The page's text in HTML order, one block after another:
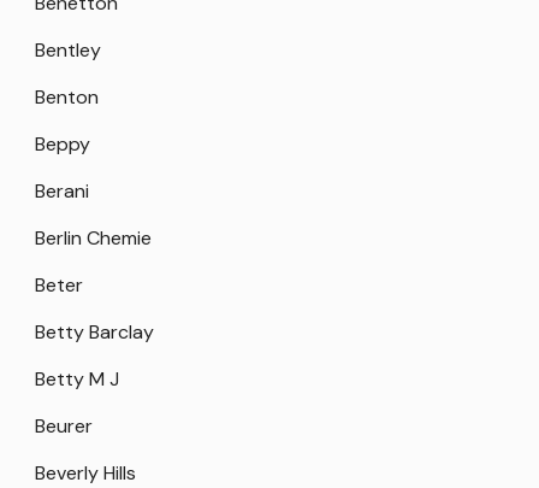
Bentley
Benton
Beppy
Berani
Berlin Chemie
Beter
Betty Barclay
Betty M J
Beurer
Beverly Hills